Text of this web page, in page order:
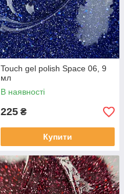
Touch gel polish Space 06, 9
мл
В наявності
225 ₴
Купити